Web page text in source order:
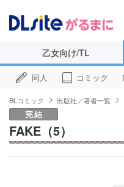
乙女向け/TL
同人 コミック
BLコミック 出版社／著者一覧
完結
FAKE（5）